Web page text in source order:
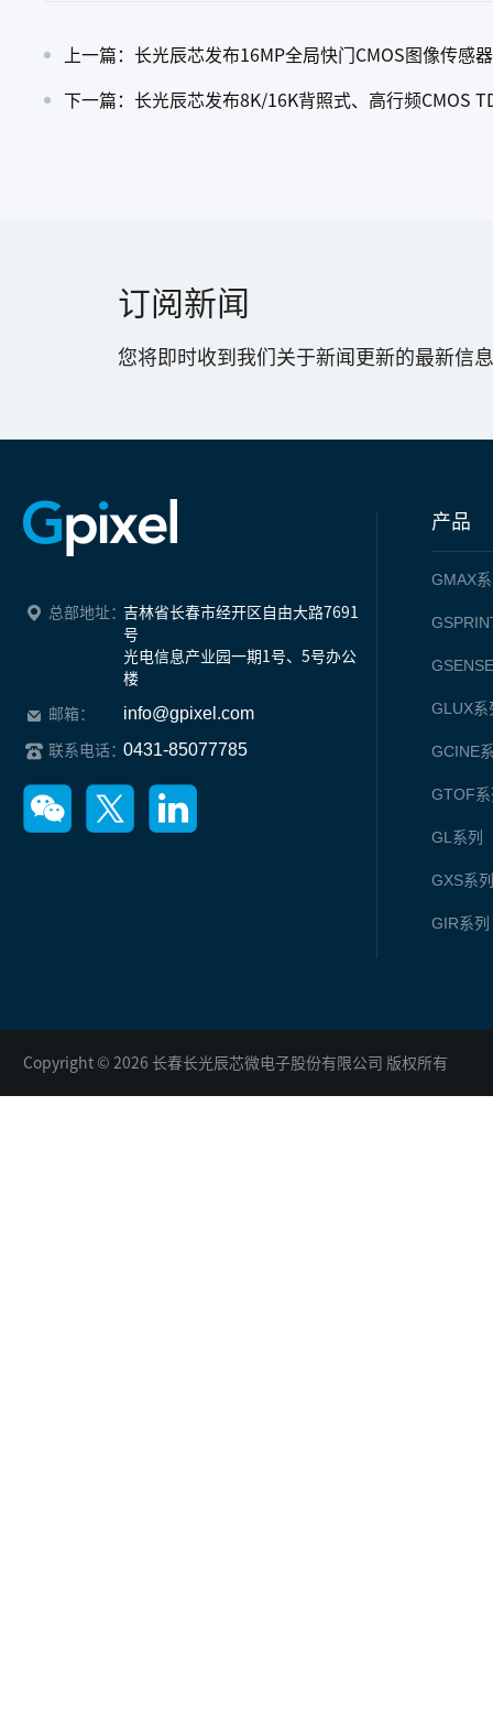
上一篇：长光辰芯发布16MP全局快门CMOS图像传感器
下一篇：长光辰芯发布8K/16K背照式、高行频CMOS
订阅新闻
您将即时收到我们关于新闻更新的最新信息
总部地址：吉林省长春市经开区自由大路7691
号
光电信息产业园一期1号、5号办公
楼
邮箱： info@gpixel.com
联系电话：0431-85077785
产品
GMAX
GLUX系
GCINE
GTOF
GL 系列
GXS系
GIR系列
Copyright © 2026 长春长光辰芯微电子股份有限公司 版权所有